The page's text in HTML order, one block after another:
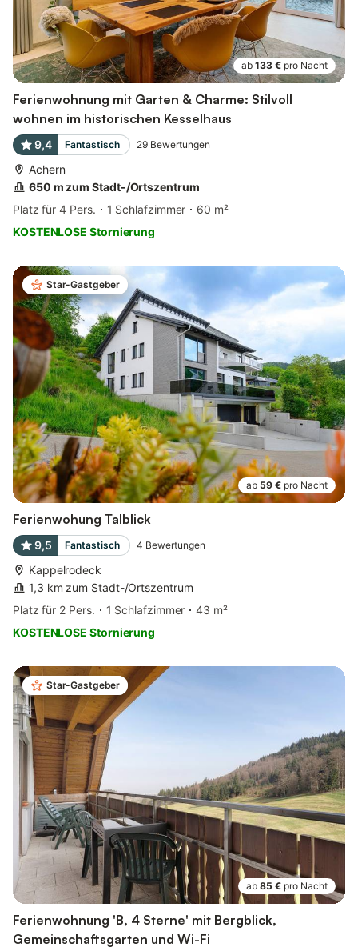
ab 133 € pro Nacht
Ferienwohnung mit Garten & Charme: Stilvoll
wohnen im historischen Kesselhaus
9,4 Fantastisch 29 Bewertungen
Achern
650 m zum Stadt-/Ortszentrum
Platz für 4 Pers.
1 Schlafzimmer
60 m²
KOSTENLOSE Stornierung
Star-Gastgeber
ab 59 € pro Nacht
Ferienwohung Talblick
9,5 Fantastisch 4 Bewertungen
Kappelrodeck
1,3 km zum Stadt-/Ortszentrum
Platz für 2 Pers.
1 Schlafzimmer
43 m²
KOSTENLOSE Stornierung
Star-Gastgeber
ab 85 € pro Nacht
Ferienwohnung 'B, 4 Sterne' mit Bergblick,
Gemeinschaftsgarten und Wi-Fi